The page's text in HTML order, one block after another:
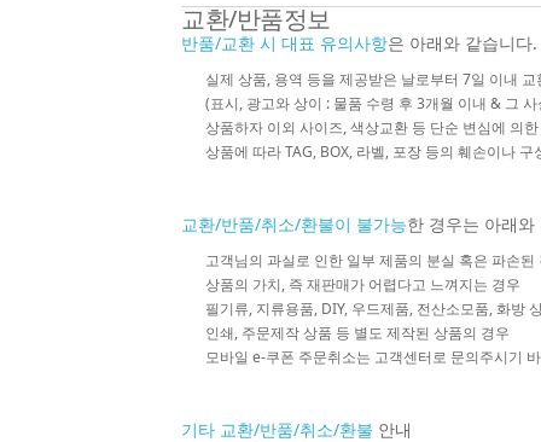
교환/반품정보
반품/교환 시 대표 유의사항은 아래와 같습니다.
실제 상품, 용역 등을 제공받은 날로부터 7일 이내
(표시, 광고와 상이 : 물품 수령 후 3개월 이내 & 그
상품하자 이외 사이즈, 색상교환 등 단순 변심에 의
상품에 따라 TAG, BOX, 라벨, 포장 등의 훼손이나
교환/반품/취소/환불이 불가능한 경우는 아래와
고객님의 과실로 인한 일부 제품의 분실 혹은 파손된
상품의 가치, 즉 재판매가 어렵다고 느껴지는 경우
필기류, 지류용품, DIY, 우드제품, 전산소모품, 화방
인쇄, 주문제작 상품 등 별도 제작된 상품의 경우
모바일 e-쿠폰 주문취소는 고객센터로 문의주시기
기타 교환/반품/취소/환불 안내